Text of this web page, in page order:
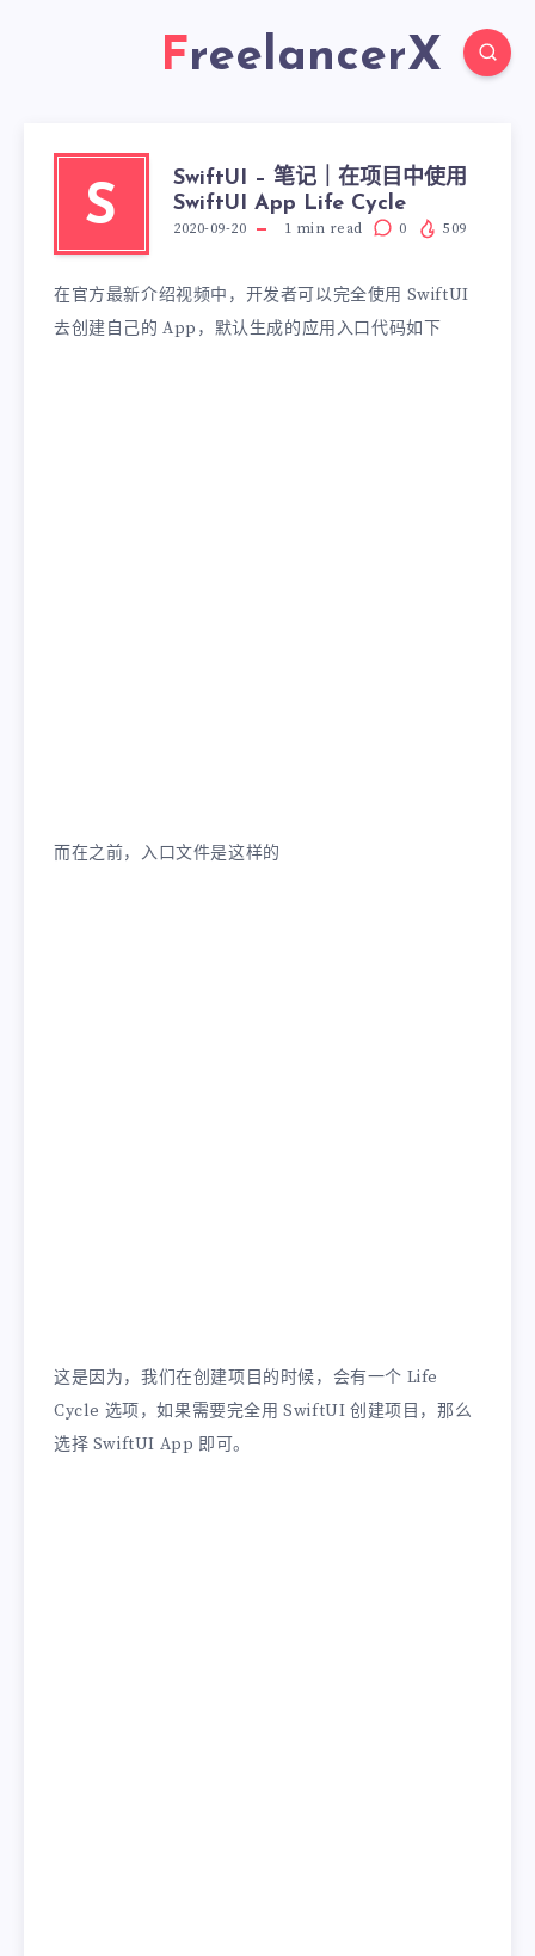
FreelancerX
S
SwiftUI – 笔记｜在项目中使用
SwiftUI App Life Cycle
2020-09-20 1 min read 0 509
在官方最新介绍视频中，开发者可以完全使用 SwiftUI
去创建自己的 App，默认生成的应用入口代码如下
而在之前，入口文件是这样的
这是因为，我们在创建项目的时候，会有一个 Life
Cycle 选项，如果需要完全用 SwiftUI 创建项目，那么
选择 SwiftUI App 即可。